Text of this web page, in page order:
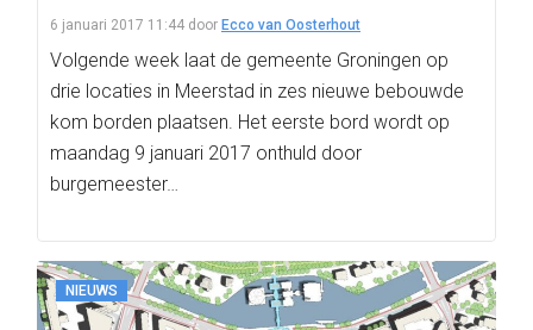
6 januari 2017 11:44 door Ecco van Oosterhout
Volgende week laat de gemeente Groningen op
drie locaties in Meerstad in zes nieuwe bebouwde
kom borden plaatsen. Het eerste bord wordt op
maandag 9 januari 2017 onthuld door
burgemeester…
NIEUWS